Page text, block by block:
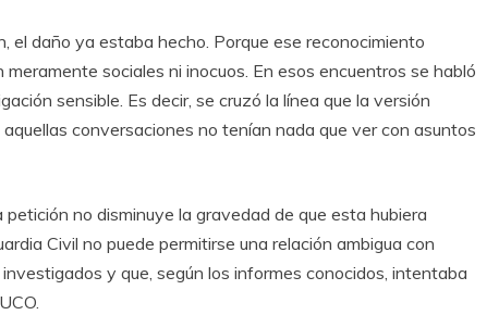
el daño ya estaba hecho. Porque ese reconocimiento
sociales ni inocuos. En esos encuentros se habló
sensible. Es decir, se cruzó la línea que la versión
conversaciones no tenían nada que ver con asuntos
no disminuye la gravedad de que esta hubiera
Civil no puede permitirse una relación ambigua con
y que, según los informes conocidos, intentaba